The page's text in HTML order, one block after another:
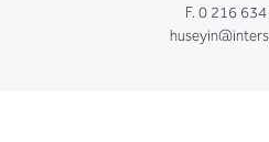
F. 0 216